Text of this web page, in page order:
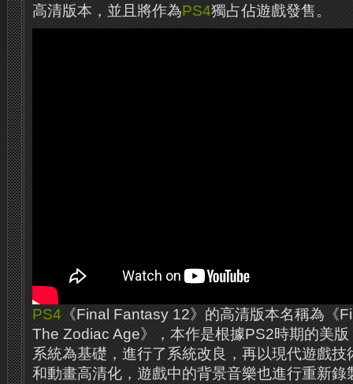
高清版本，並且將作為PS4獨占佔遊戲發售。
PS4 《Final Fantasy 12》的高清版本名稱為《
The Zodiac Age》，本作是根據PS2時期的美
系統為基礎，進行了系統改良，再以現代遊戲
和動畫高清化，遊戲中的背景音樂也進行重新錄